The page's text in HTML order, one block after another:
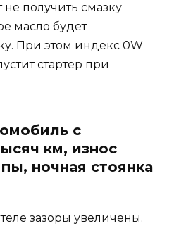
получить смазку
масло будет
При этом индекс 0W
стартер при
с
км, износ
ночная стоянка
зазоры увеличены.